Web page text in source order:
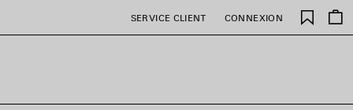
SERVICE CLIENT CONNEXION